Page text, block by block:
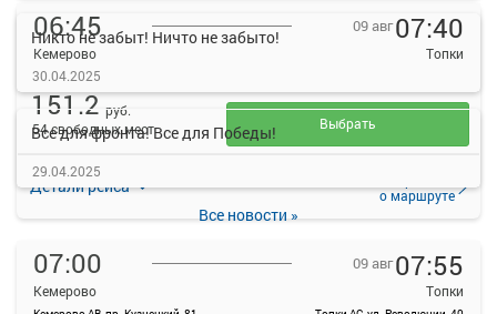
06:45
Кемерово
Кемерово АВ, пр. Кузнецкий, 81
09 авг07:40
Топки
Детали рейса
о маршруте
151.2 руб.
54 свободных мест
Выбрать
07:00
Кемерово
09 авг07:55
Топки
Никто не забыт! Ничто не забыто!
30.04.2025
Все для фронта! Все для Победы!
29.04.2025
Все новости »